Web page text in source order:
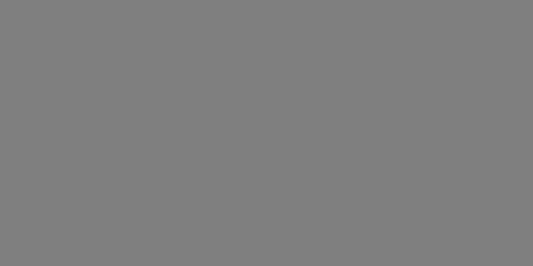
for Men
Sneaker for Men
beige Sneaker for Men